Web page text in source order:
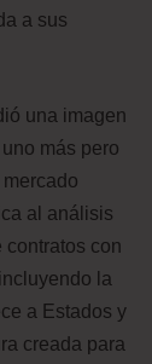
a sus
una imagen
más pero
al análisis
contratos con
la
a Estados y
creada para